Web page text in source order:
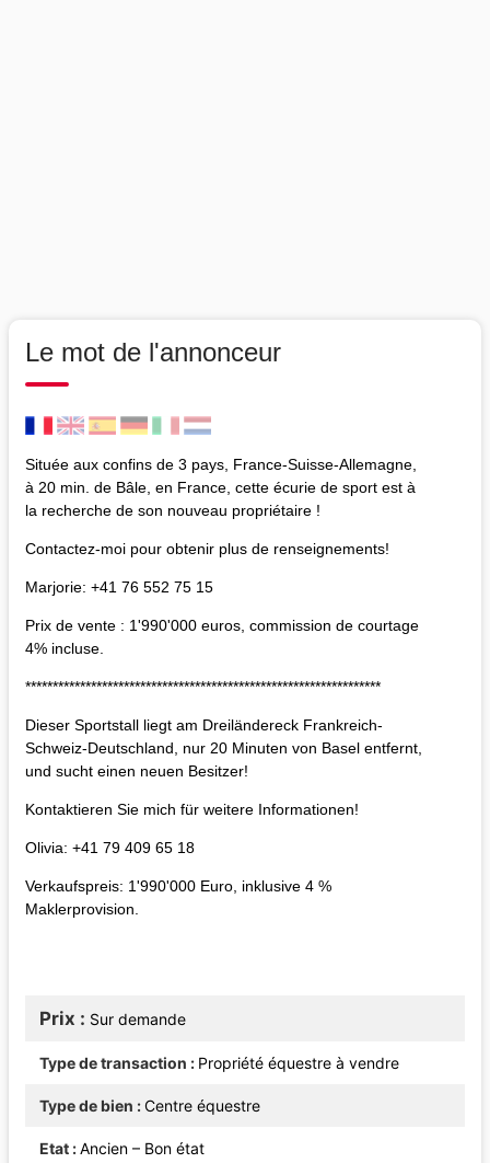
Le mot de l'annonceur
Située aux confins de 3 pays, France-Suisse-Allemagne,
à 20 min. de Bâle, en France, cette écurie de sport est à
la recherche de son nouveau propriétaire !
Contactez-moi pour obtenir plus de renseignements!
Marjorie: +41 76 552 75 15
Prix de vente : 1'990'000 euros, commission de courtage
4% incluse.
*****************************************************************
Dieser Sportstall liegt am Dreiländereck Frankreich-
Schweiz-Deutschland, nur 20 Minuten von Basel entfernt,
und sucht einen neuen Besitzer!
Kontaktieren Sie mich für weitere Informationen!
Olivia: +41 79 409 65 18
Verkaufspreis: 1'990'000 Euro, inklusive 4 %
Maklerprovision.
Prix Sur demande
Type de transaction Propriété équestre à vendre
Type de bien Centre équestre
Etat Ancien – Bon état